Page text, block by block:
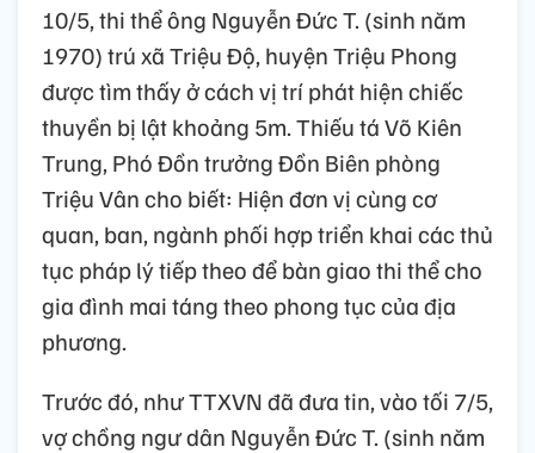
10/5, thi thể ông Nguyễn Đức T. (sinh năm
1970) trú xã Triệu Độ, huyện Triệu Phong
được tìm thấy ở cách vị trí phát hiện chiếc
thuyền bị lật khoảng 5m. Thiếu tá Võ Kiên
Trung, Phó Đồn trưởng Đồn Biên phòng
Triệu Vân cho biết: Hiện đơn vị cùng cơ
quan, ban, ngành phối hợp triển khai các thủ
tục pháp lý tiếp theo để bàn giao thi thể cho
gia đình mai táng theo phong tục của địa
phương.
Trước đó, như TTXVN đã đưa tin, vào tối 7/5,
vợ chồng ngư dân Nguyễn Đức T. (sinh năm